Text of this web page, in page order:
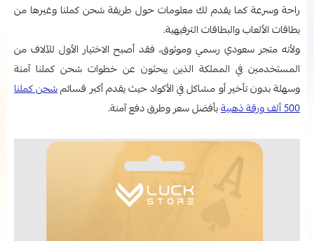
راحة وسرعة كما يقدم لك معلومات حول طريقة شحن كملنا وغيرها من
بطاقات الألعاب والبطاقات الترفيهية.
ولأنه متجر سعودي رسمي وموثوق، فقد أصبح الاختيار الأول للآلاف من
المستخدمين في المملكة الذين يبحثون عن خطوات شحن كملنا آمنة
وسهلة بدون تأخير أو مشاكل في الأكواد حيث يقدم أكبر قسائمشحن كملنا
500 ألف ورقة ذهبية
بأفضل سعر وطرق دفع آمنة.